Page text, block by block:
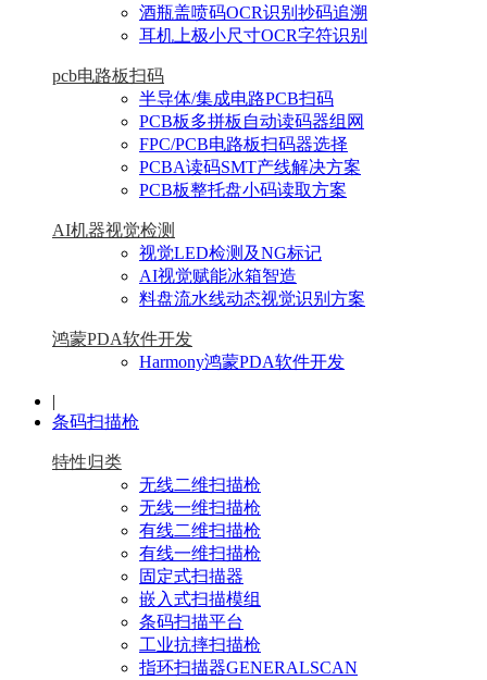
酒瓶盖喷码OCR识别抄码追溯
耳机上极小尺寸OCR字符识别
pcb电路板扫码
半导体/集成电路PCB扫码
PCB板多拼板自动读码器组网
FPC/PCB电路板扫码器选择
PCBA读码SMT产线解决方案
PCB板整托盘小码读取方案
AI机器视觉检测
视觉LED检测及NG标记
AI视觉赋能冰箱智造
料盘流水线动态视觉识别方案
鸿蒙PDA软件开发
Harmony鸿蒙PDA软件开发
|
条码扫描枪
特性归类
无线二维扫描枪
无线一维扫描枪
有线二维扫描枪
有线一维扫描枪
固定式扫描器
嵌入式扫描模组
条码扫描平台
工业抗摔扫描枪
指环扫描器GENERALSCAN